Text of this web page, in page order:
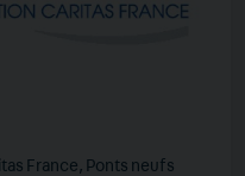
France, Ponts neufs